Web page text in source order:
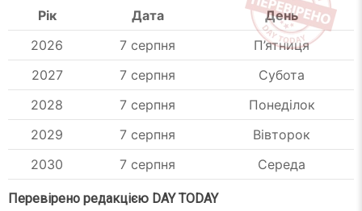
Рік Дата
День
2026
7 серпня
П’ятниця
2027
7 серпня
Субота
2028
7 серпня
Понеділок
2029
7 серпня
Вівторок
2030
7 серпня Середа
Перевірено редакцією DAY TODAY